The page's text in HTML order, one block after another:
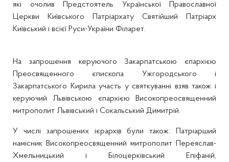
які очолив Предстоятель Української Православної
Церкви Київського Патріархату Святійший Патріарх
Київський і всієї Руси-України Філарет.
На запрошення керуючого Закарпатською єпархією
Преосвященного єпископа Ужгородського і
Закарпатського Кирила участь у святкуванні взяв також і
керуючий Львівською єпархією Високопреосвященний
митрополит Львівський і Сокальський Димитрій.
У числі запрошених ієрархів були також: Патріарший
намісник Високопреосвященний митрополит Переяслав-
Хмельницький і Білоцерківський Епіфаній,